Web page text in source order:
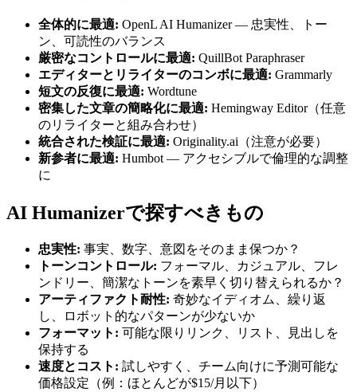
全体的に最適: OpenL AI Humanizer — 忠実性、トー
ン、可読性のバランス
厳密なコントロールに最適: QuillBot Paraphraser
エディターとリライターのコンボに最適: Grammarly
短文の反復に最適: Wordtune
密集した文章の簡略化に最適: Hemingway Editor（任意
のリライターと組み合わせ）
統合された検証に最適: Originality.ai（注意が必要）
新参者に最適: Humbot — アクセシブルで倫理的な調整
に
AI Humanizerで探すべきもの
忠実性: 事実、数字、意図をそのまま保つか？
トーンコントロール: フォーマル、カジュアル、フレ
ンドリー、簡潔なトーンを素早く切り替えられるか？
アーティファクト耐性: 奇妙なイディオム、繰り返
し、ロボット的なパターンが少ないか
フォーマット: 可能な限りリンク、リスト、見出しを
保持する
速度とコスト: 試しやすく、チーム向けに予測可能な
価格設定（例：ほとんどが$15/月以下）